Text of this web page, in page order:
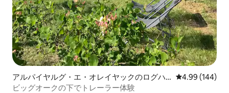
アルパイヤルグ・エ・オレイヤックのログハ
ウス
レビュー144
4.99 (144)
ビッグオークの下でトレーラー体験